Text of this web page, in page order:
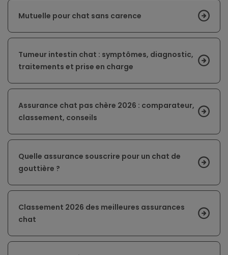
Mutuelle pour chat sans carence
Tumeur intestin chat : symptômes, diagnostic,
traitements et prise en charge
Assurance chat pas chère 2026 : comparateur,
classement, conseils
Quelle assurance souscrire pour un chat de
gouttière ?
Classement 2026 des meilleures assurances
chat